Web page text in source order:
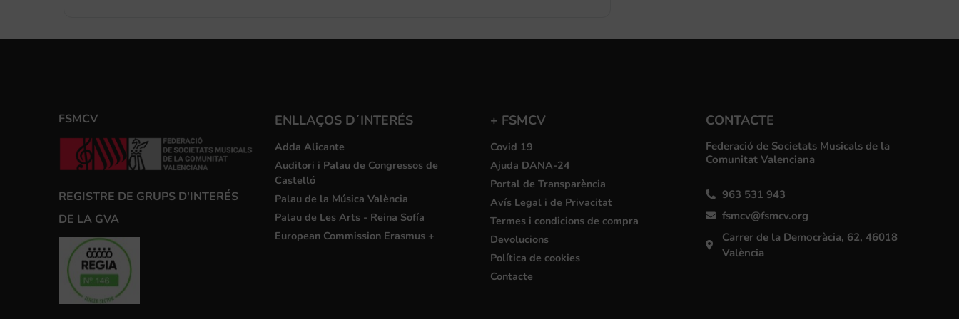
FSMCV
REGISTRE DE GRUPS D'INTERÉS
DE LA GVA
ENLLAÇOS D´INTERÉS
Adda Alicante
Auditori i Palau de Congressos de
Castelló
Palau de la Música València
Palau de Les Arts - Reina Sofía
European Commission Erasmus +
+ FSMCV
Covid 19
Ajuda DANA-24
Portal de Transparència
Avís Legal i de Privacitat
Termes i condicions de compra
Devolucions
Política de cookies
Contacte
CONTACTE
Federació de Societats Musicals de la
Comunitat Valenciana
963 531 943
fsmcv@fsmcv.org
Carrer de la Democràcia, 62, 46018
València